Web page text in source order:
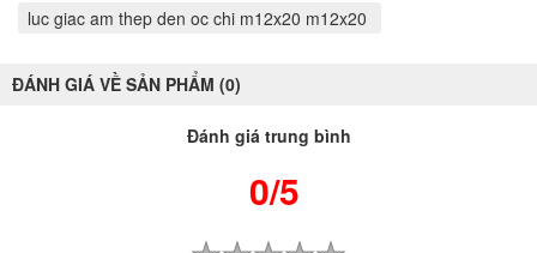
luc giac am thep den oc chi m12x20 m12x20
ĐÁNH GIÁ VỀ SẢN PHẨM (0)
Đánh giá trung bình
0/5